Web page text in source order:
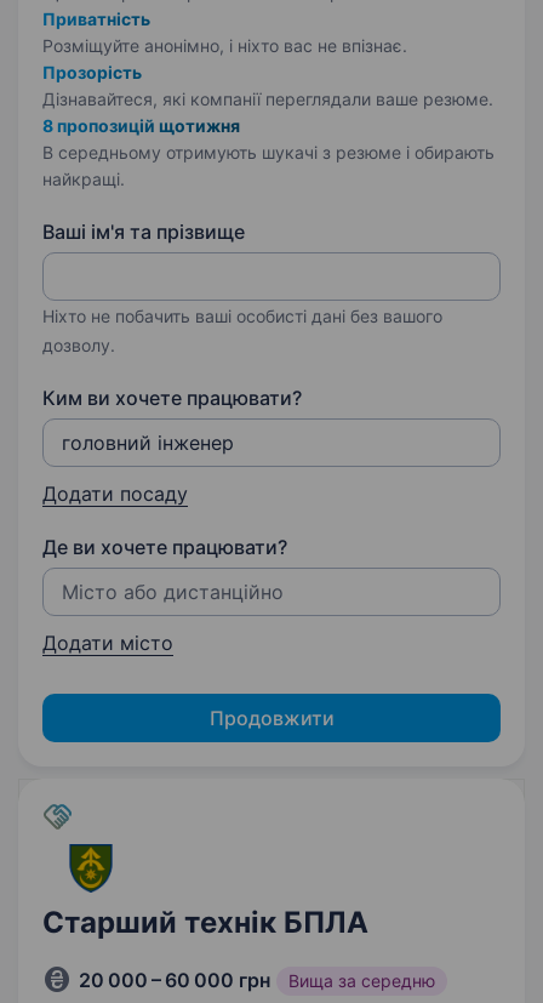
Приватність
Розміщуйте анонімно, і ніхто вас не впізнає.
Прозорість
Дізнавайтеся, які компанії переглядали ваше резюме.
8 пропозицій щотижня
В середньому отримують шукачі з резюме і обирають
найкращі.
Ваші ім'я та прізвище
Ніхто не побачить ваші особисті дані без вашого
дозволу.
Ким ви хочете працювати?
Додати посаду
Де ви хочете працювати?
Додати місто
Продовжити
Старший технік БПЛА
20 000 – 60 000 грн Вища за середню